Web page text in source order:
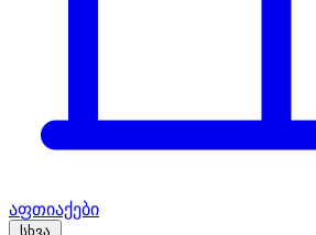
აფთიაქები
სხვა